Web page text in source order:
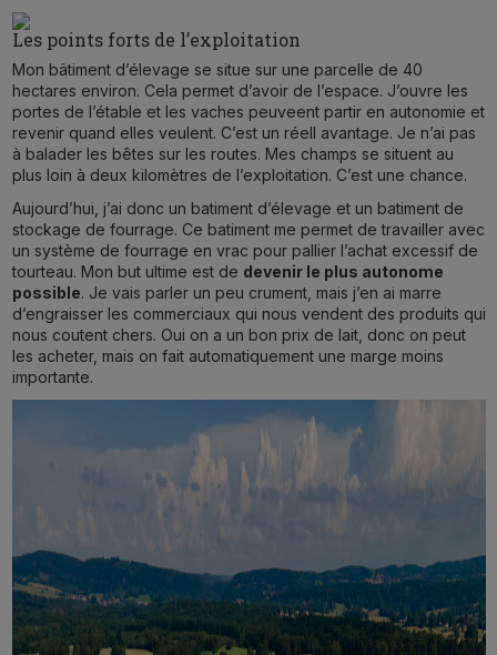
Les points forts de l’exploitation
Mon bâtiment d’élevage se situe sur une parcelle de 40
hectares environ. Cela permet d’avoir de l’espace. J’ouvre les
portes de l’étable et les vaches peuveent partir en autonomie et
revenir quand elles veulent. C’est un réell avantage. Je n’ai pas
à balader les bêtes sur les routes. Mes champs se situent au
plus loin à deux kilomètres de l’exploitation. C’est une chance.
Aujourd’hui, j’ai donc un batiment d’élevage et un batiment de
stockage de fourrage. Ce batiment me permet de travailler avec
un système de fourrage en vrac pour pallier l’achat excessif de
tourteau. Mon but ultime est de devenir le plus autonome
possible. Je vais parler un peu crument, mais j’en ai marre
d’engraisser les commerciaux qui nous vendent des produits qui
nous coutent chers. Oui on a un bon prix de lait, donc on peut
les acheter, mais on fait automatiquement une marge moins
importante.